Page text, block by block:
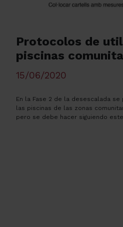
Protocolos de
piscinas
15/06/2020
En la Fase 2 de la desescalada
las piscinas de las zonas
pero se debe hacer siguiendo